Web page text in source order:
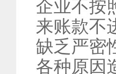
企业不按
来账款不
缺乏严密
各种原因